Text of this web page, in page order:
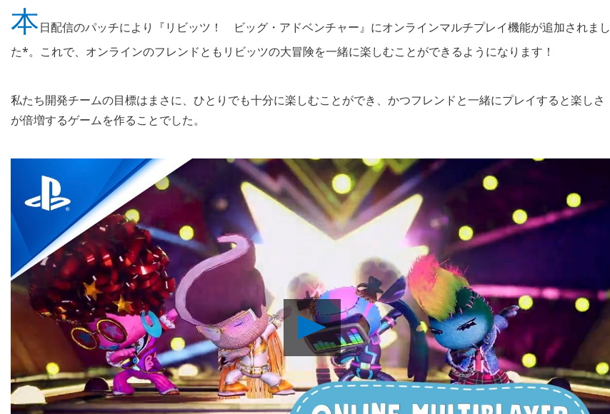
本日配信のパッチにより『リビッツ！ ビッグ・アドベンチャー』にオンラインマルチプレイ機能が追加されまし
た*。これで、オンラインのフレンドともリビッツの大冒険を一緒に楽しむことができるようになります！
私たち開発チームの目標はまさに、ひとりでも十分に楽しむことができ、かつフレンドと一緒にプレイすると楽しさ
が倍増するゲームを作ることでした。
Play
Video